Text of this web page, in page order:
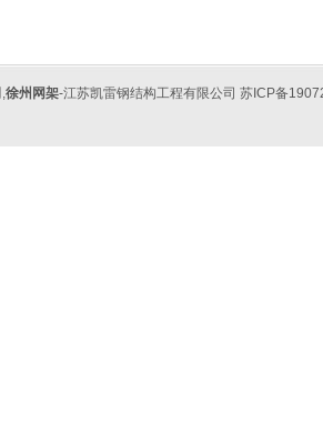
,徐州网架-江苏凯雷钢结构工程有限公司 苏ICP备